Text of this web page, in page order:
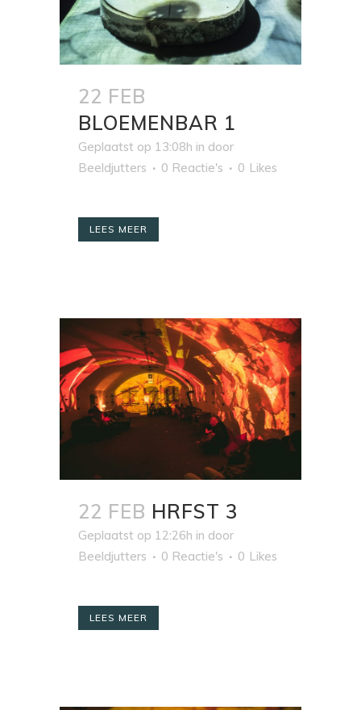
22 FEB
BLOEMENBAR 1
Geplaatst op 13:08h in door
Beeldjutters
0 Reactie's 0 Likes
LEES MEER
22 FEB HRFST 3
Geplaatst op 12:26h in door
Beeldjutters
0 Reactie's 0 Likes
LEES MEER